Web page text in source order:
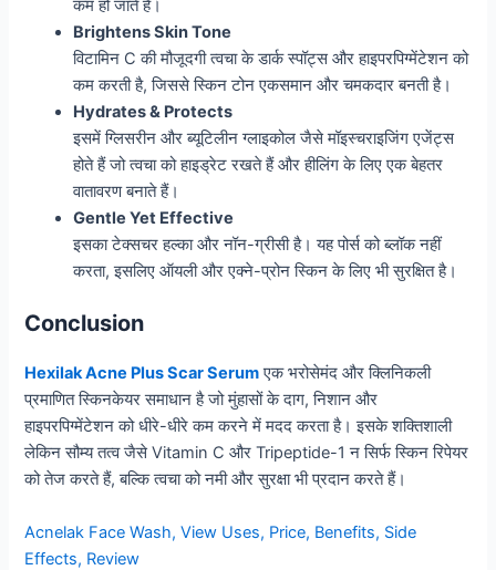
कम हो जाते हैं।
Brightens Skin Tone
विटामिन C की मौजूदगी त्वचा के डार्क स्पॉट्स और हाइपरपिग्मेंटेशन को
कम करती है, जिससे स्किन टोन एकसमान और चमकदार बनती है।
Hydrates & Protects
इसमें ग्लिसरीन और ब्यूटिलीन ग्लाइकोल जैसे मॉइस्चराइजिंग एजेंट्स
होते हैं जो त्वचा को हाइड्रेट रखते हैं और हीलिंग के लिए एक बेहतर
वातावरण बनाते हैं।
Gentle Yet Effective
इसका टेक्सचर हल्का और नॉन-ग्रीसी है। यह पोर्स को ब्लॉक नहीं
करता, इसलिए ऑयली और एक्ने-प्रोन स्किन के लिए भी सुरक्षित है।
Conclusion
Hexilak Acne Plus Scar Serumएक भरोसेमंद और क्लिनिकली
प्रमाणित स्किनकेयर समाधान है जो मुंहासों के दाग, निशान और
हाइपरपिग्मेंटेशन को धीरे-धीरे कम करने में मदद करता है। इसके शक्तिशाली
लेकिन सौम्य तत्व जैसे Vitamin C और Tripeptide-1 न सिर्फ स्किन रिपेयर
को तेज करते हैं, बल्कि त्वचा को नमी और सुरक्षा भी प्रदान करते हैं।
Acnelak Face Wash, View Uses, Price, Benefits, Side
Effects, Review